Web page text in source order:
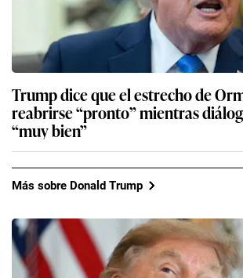
Trump dice que el estrecho de
reabrirse “pronto” mientras
“muy bien”
Más sobre Donald Trump